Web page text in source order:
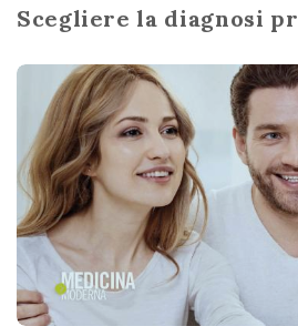
Scegliere la diagnosi